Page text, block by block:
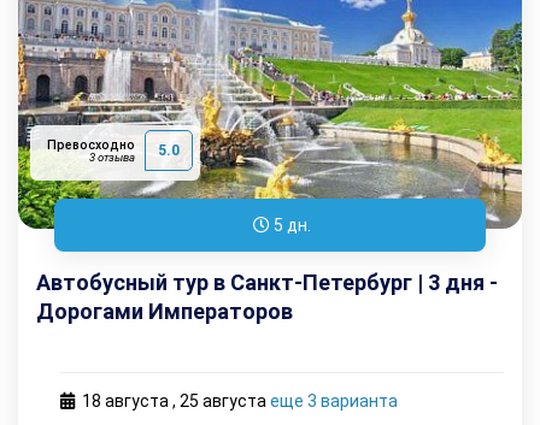
Превосходно
3 отзыва 5.0
5 дн.
Автобусный тур в Санкт-Петербург | 3 дня -
Дорогами Императоров
18 августа, 25 августаеще 3 варианта